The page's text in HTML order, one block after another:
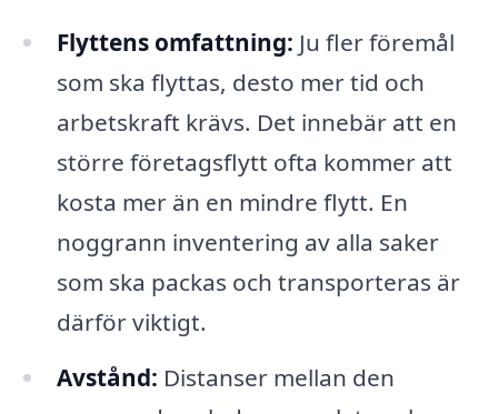
Flyttens omfattning: Ju fler föremål
som ska flyttas, desto mer tid och
arbetskraft krävs. Det innebär att en
större företagsflytt ofta kommer att
kosta mer än en mindre flytt. En
noggrann inventering av alla saker
som ska packas och transporteras är
därför viktigt.
Avstånd: Distanser mellan den